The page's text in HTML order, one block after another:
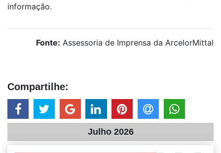
informação.
Fonte: Assessoria de Imprensa da ArcelorMittal
Compartilhe:
Julho 2026